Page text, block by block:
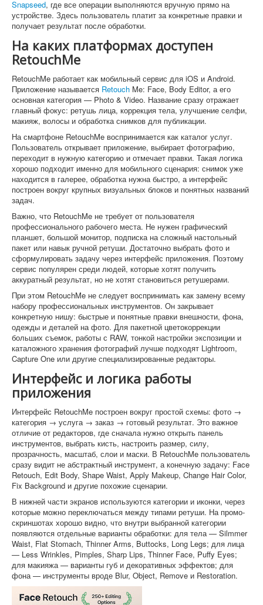
Snapseed, где все операции выполняются вручную прямо на
устройстве. Здесь пользователь платит за конкретные правки и
получает результат после обработки.
На каких платформах доступен
RetouchMe
RetouchMe работает как мобильный сервис для iOS и Android.
Приложение называется Retouch Me: Face, Body Editor, а его
основная категория — Photo & Video. Название сразу отражает
главный фокус: ретушь лица, коррекция тела, улучшение селфи,
макияж, волосы и обработка снимков для публикации.
На смартфоне RetouchMe воспринимается как каталог услуг.
Пользователь открывает приложение, выбирает фотографию,
переходит в нужную категорию и отмечает правки. Такая логика
хорошо подходит именно для мобильного сценария: снимок уже
находится в галерее, обработка нужна быстро, а интерфейс
построен вокруг крупных визуальных блоков и понятных названий
задач.
Важно, что RetouchMe не требует от пользователя
профессионального рабочего места. Не нужен графический
планшет, большой монитор, подписка на сложный настольный
пакет или навык ручной ретуши. Достаточно выбрать фото и
сформулировать задачу через интерфейс приложения. Поэтому
сервис популярен среди людей, которые хотят получить
аккуратный результат, но не хотят становиться ретушерами.
При этом RetouchMe не следует воспринимать как замену всему
набору профессиональных инструментов. Он закрывает
конкретную нишу: быстрые и понятные правки внешности, фона,
одежды и деталей на фото. Для пакетной цветокоррекции
больших съемок, работы с RAW, тонкой настройки экспозиции и
каталожного хранения фотографий лучше подходят Lightroom,
Capture One или другие специализированные редакторы.
Интерфейс и логика работы
приложения
Интерфейс RetouchMe построен вокруг простой схемы: фото →
категория → услуга → заказ → готовый результат. Это важное
отличие от редакторов, где сначала нужно открыть панель
инструментов, выбрать кисть, настроить размер, силу,
прозрачность, масштаб, слои и маски. В RetouchMe пользователь
сразу видит не абстрактный инструмент, а конечную задачу: Face
Retouch, Edit Body, Shape Waist, Apply Makeup, Change Hair Color,
Fix Background и другие похожие сценарии.
В нижней части экранов используются категории и иконки, через
которые можно переключаться между типами ретуши. На промо-
скриншотах хорошо видно, что внутри выбранной категории
появляются отдельные варианты обработки: для тела — Silmmer
Waist, Flat Stomach, Thinner Arms, Buttocks, Long Legs; для лица
— Less Wrinkles, Pimples, Sharp Lips, Thinner Face, Puffy Eyes;
для макияжа — варианты губ и декоративных эффектов; для
фона — инструменты вроде Blur, Object, Remove и Restoration.